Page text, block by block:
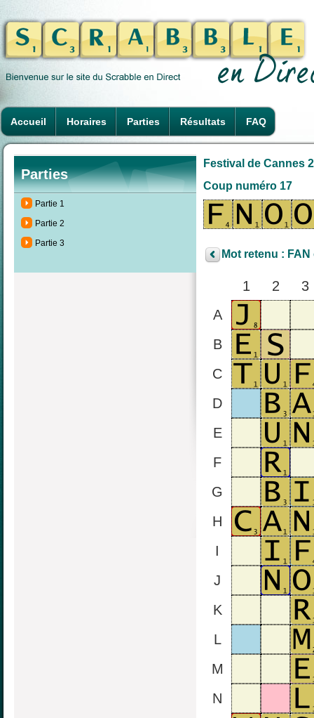
Accueil Horaires Parties Résultats FAQ
Parties
Partie 1
Partie 2
Partie 3
Festival de Cannes
Coup numéro 17
Mot retenu :
1 2
3
A
B
C
D
E
F
G
H
I
J
K
L
M
N